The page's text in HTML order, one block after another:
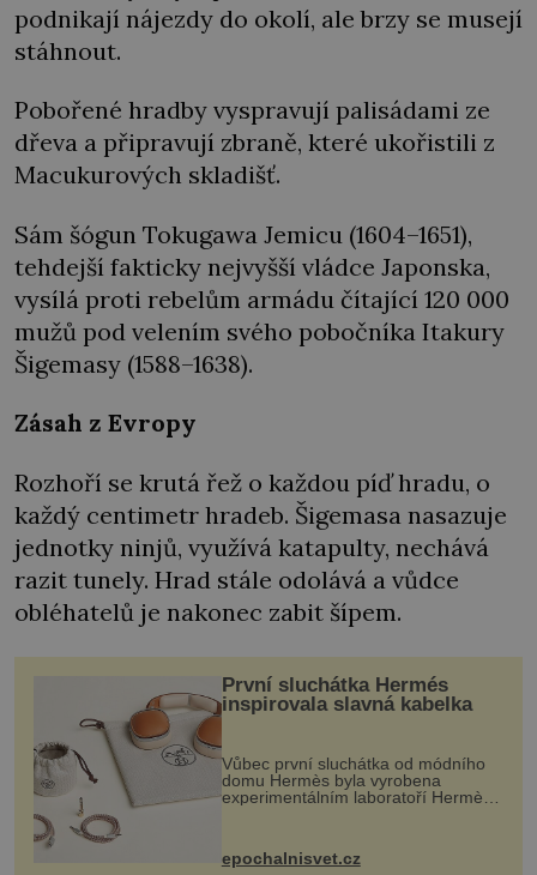
podnikají nájezdy do okolí, ale brzy se musejí
stáhnout.
Pobořené hradby vyspravují palisádami ze
dřeva a připravují zbraně, které ukořistili z
Macukurových skladišť.
Sám šógun Tokugawa Jemicu (1604–1651),
tehdejší fakticky nejvyšší vládce Japonska,
vysílá proti rebelům armádu čítající 120 000
mužů pod velením svého pobočníka Itakury
Šigemasy (1588–1638).
Zásah z Evropy
Rozhoří se krutá řež o každou píď hradu, o
každý centimetr hradeb. Šigemasa nasazuje
jednotky ninjů, využívá katapulty, nechává
razit tunely. Hrad stále odolává a vůdce
obléhatelů je nakonec zabit šípem.
První sluchátka Hermés
inspirovala slavná kabelka
Vůbec první sluchátka od módního
domu Hermès byla vyrobena
experimentálním laboratoří Hermès
kovový...
epochalnisvet.cz